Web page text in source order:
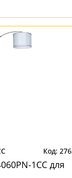
1CC для